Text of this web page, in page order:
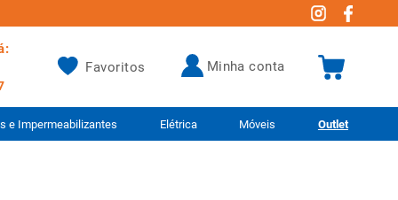
Favoritos minha conta
e Impermeabilizantes Elétrica Móveis Outlet